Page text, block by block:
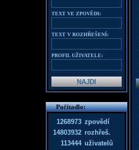
TEXT VE ZPOVĚDI:
TEXT V ROZHŘEŠENÍ:
PROFIL UŽIVATELE:
Počítadlo:
1268973 zpovědí
14803932 rozhřeš.
113444 uživatelů